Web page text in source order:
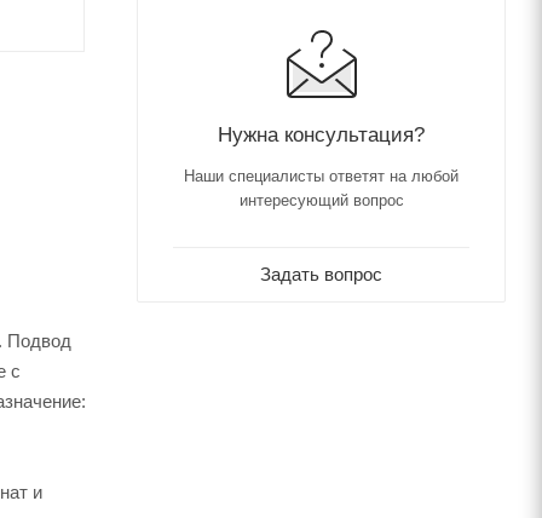
Подвод
c
и
Нужна консультация?
Наши специалисты ответят на любой
интересующий вопрос
Задать вопрос